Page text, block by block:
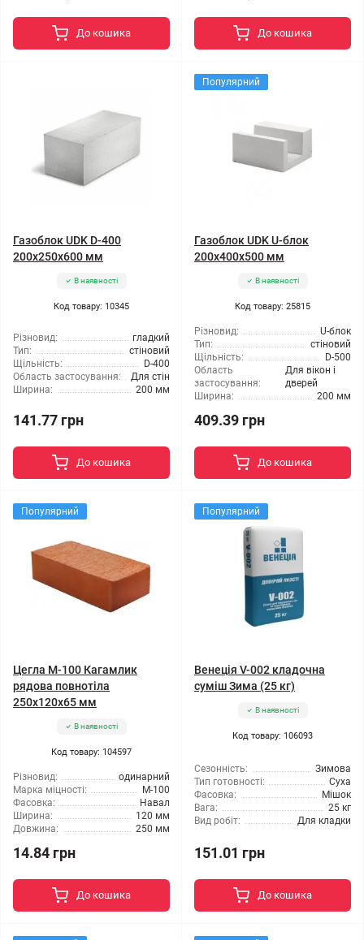
До кошика До кошика
Газоблок UDK D-400
200x250x600 мм
В наявності
Код товару: 10345
Різновид:
гладкий
Тип:
стіновий
Щільність:
D-400
Область застосування:
Для стін
Ширина:
200 мм
141.77 грн
До кошика
Популярний
Газоблок UDK U-блок
200x400x500 мм
В наявності
Код товару: 25815
Різновид:
U-блок
Тип:
стіновий
Щільність:
D-500
Область
застосування:
Для вікон і
дверей
Ширина:
200 мм
409.39 грн
До кошика
Популярний
Цегла М-100 Кагамлик
рядова повнотіла
250х120х65 мм
В наявності
Код товару: 104597
Різновид:
одинарний
Марка міцності:
М-100
Фасовка:
Навал
Ширина:
120 мм
Довжина:
250 мм
14.84 грн
До кошика
Популярний
Венеція V-002 кладочна
суміш Зима (25 кг)
В наявності
Код товару: 106093
Сезонність:
Зимова
Тип готовності:
Суха
Фасовка:
Мішок
Вага:
25 кг
Вид робіт:
Для кладки
151.01 грн
До кошика